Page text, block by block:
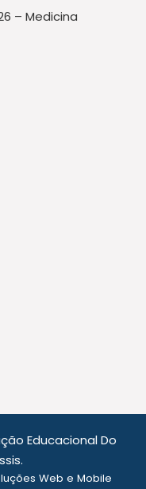
– Medicina
Educacional Do
Web e Mobile